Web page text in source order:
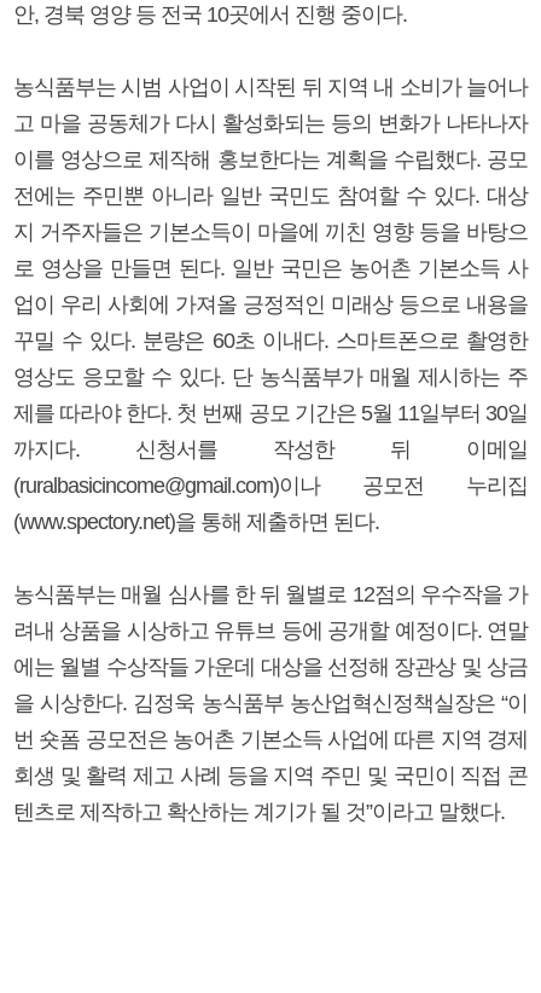
안, 경북 영양 등 전국 10곳에서 진행 중이다.
농식품부는 시범 사업이 시작된 뒤 지역 내 소비가 늘어나
고 마을 공동체가 다시 활성화되는 등의 변화가 나타나자
이를 영상으로 제작해 홍보한다는 계획을 수립했다. 공모
전에는 주민뿐 아니라 일반 국민도 참여할 수 있다. 대상
지 거주자들은 기본소득이 마을에 끼친 영향 등을 바탕으
로 영상을 만들면 된다. 일반 국민은 농어촌 기본소득 사
업이 우리 사회에 가져올 긍정적인 미래상 등으로 내용을
꾸밀 수 있다. 분량은 60초 이내다. 스마트폰으로 촬영한
영상도 응모할 수 있다. 단 농식품부가 매월 제시하는 주
제를 따라야 한다. 첫 번째 공모 기간은 5월 11일부터 30일
까지다. 신청서를 작성한 뒤 이메일
(ruralbasicincome@gmail.com)이나 공모전 누리집
(www.spectory.net)을 통해 제출하면 된다.
농식품부는 매월 심사를 한 뒤 월별로 12점의 우수작을 가
려내 상품을 시상하고 유튜브 등에 공개할 예정이다. 연말
에는 월별 수상작들 가운데 대상을 선정해 장관상 및 상금
을 시상한다. 김정욱 농식품부 농산업혁신정책실장은 “이
번 숏폼 공모전은 농어촌 기본소득 사업에 따른 지역 경제
회생 및 활력 제고 사례 등을 지역 주민 및 국민이 직접 콘
텐츠로 제작하고 확산하는 계기가 될 것”이라고 말했다.